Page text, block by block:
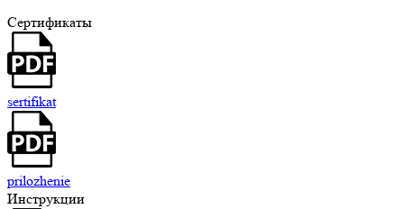
Сертификаты
sertifikat
prilozhenie
Инструкции